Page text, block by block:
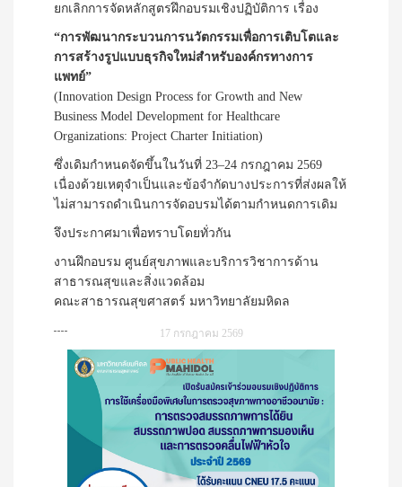
ยกเลิกการจัดหลักสูตรฝึกอบรมเชิงปฏิบัติการ เรื่อง
“การพัฒนากระบวนการนวัตกรรมเพื่อการเติบโตและ
การสร้างรูปแบบธุรกิจใหม่สำหรับองค์กรทางการ
แพทย์”
(Innovation Design Process for Growth and New
Business Model Development for Healthcare
Organizations: Project Charter Initiation)
ซึ่งเดิมกำหนดจัดขึ้นในวันที่ 23–24 กรกฎาคม 2569
เนื่องด้วยเหตุจำเป็นและข้อจำกัดบางประการที่ส่งผลให้
ไม่สามารถดำเนินการจัดอบรมได้ตามกำหนดการเดิม
จึงประกาศมาเพื่อทราบโดยทั่วกัน
งานฝึกอบรม ศูนย์สุขภาพและบริการวิชาการด้าน
สาธารณสุขและสิ่งแวดล้อม
คณะสาธารณสุขศาสตร์ มหาวิทยาลัยมหิดล
17 กรกฎาคม 2569